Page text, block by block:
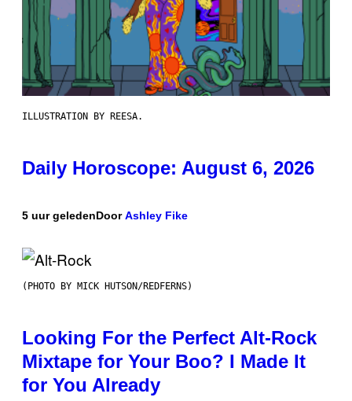
ILLUSTRATION BY REESA.
Daily Horoscope: August 6, 2026
5 uur geledenDoorAshley Fike
(PHOTO BY MICK HUTSON/REDFERNS)
Looking For the Perfect Alt-Rock
Mixtape for Your Boo? I Made It
for You Already